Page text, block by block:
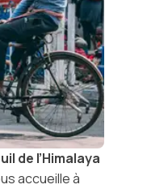
de l’Himalaya
accueille à